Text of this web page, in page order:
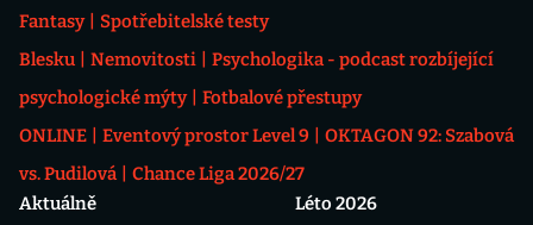
Fantasy
Spotřebitelské testy
Blesku
Nemovitosti
Psychologika - podcast rozbíjející
psychologické mýty
Fotbalové přestupy
ONLINE
Eventový prostor Level 9
OKTAGON 92: Szabová
vs. Pudilová
Chance Liga 2026/27
Aktuálně
Léto 2026